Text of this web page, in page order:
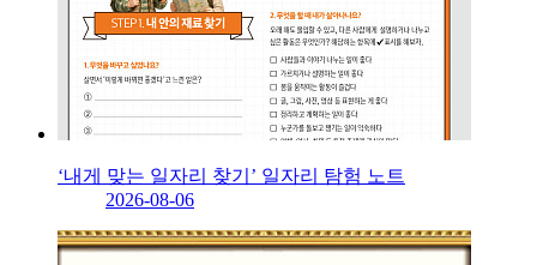
‘내게 맞는 일자리 찾기’ 일자리 탐험 노트
2026-08-06